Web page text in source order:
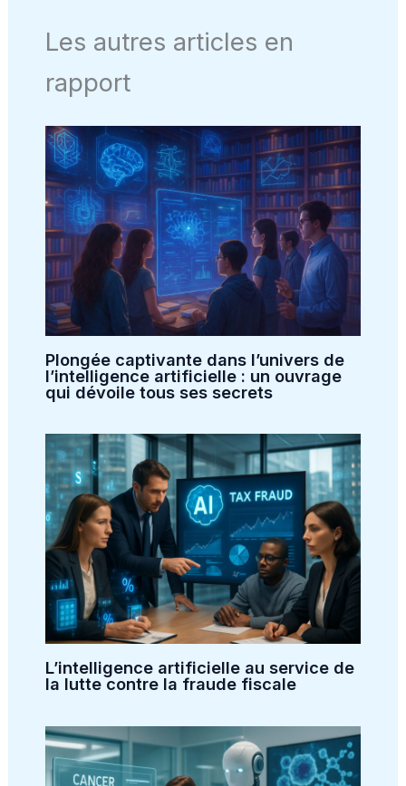
Les autres articles en
rapport
Plongée captivante dans l’univers de
l’intelligence artificielle : un ouvrage
qui dévoile tous ses secrets
L’intelligence artificielle au service de
la lutte contre la fraude fiscale